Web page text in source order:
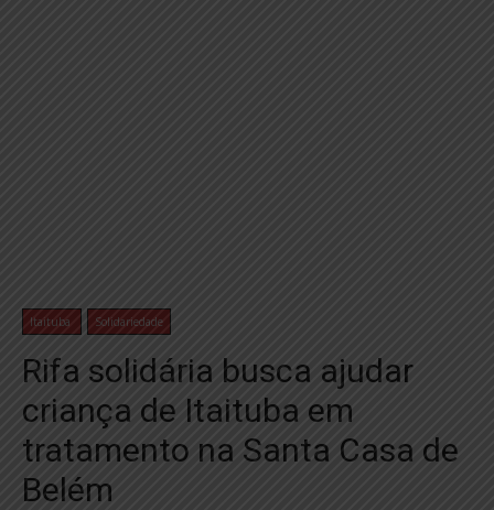
Itaituba Solidariedade
Rifa solidária busca ajudar
criança de Itaituba em
tratamento na Santa Casa de
Belém